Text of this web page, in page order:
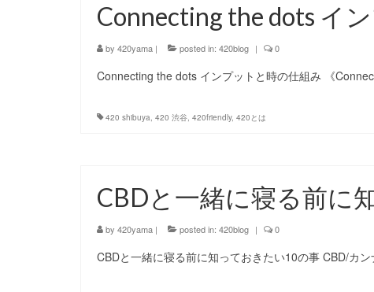
Connecting the dots イ
by 420yama | posted in: 420blog | 0
Connecting the dots インプットと時の仕組み 《
420 shibuya, 420 渋谷, 420friendly, 420とは
CBDと一緒に寝る前に
by 420yama | posted in: 420blog | 0
CBDと一緒に寝る前に知っておきたい10の事 CBD/カ